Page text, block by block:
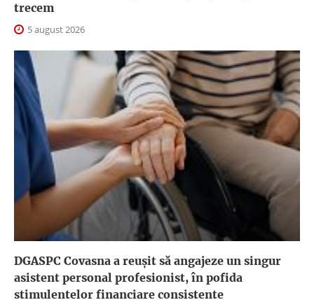
trecem
5 august 2026
DGASPC Covasna a reuşit să angajeze un singur
asistent personal profesionist, în pofida
stimulentelor financiare consistente